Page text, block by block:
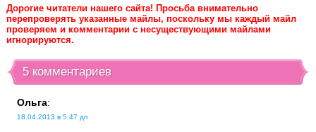
Дорогие читатели нашего сайта! Просьба внимательно
перепроверять указанные майлы, поскольку мы каждый майл
проверяем и комментарии с несуществующими майлами
игнорируются.
5 комментариев
Ольга:
18.04.2013 в 5:47 дп